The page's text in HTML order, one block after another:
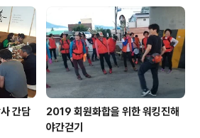
피 한잔하고 다시 교육장
음에 또 오고 싶습니다.
간담
2019 회원화합을 위한 워킹진해
야간걷기